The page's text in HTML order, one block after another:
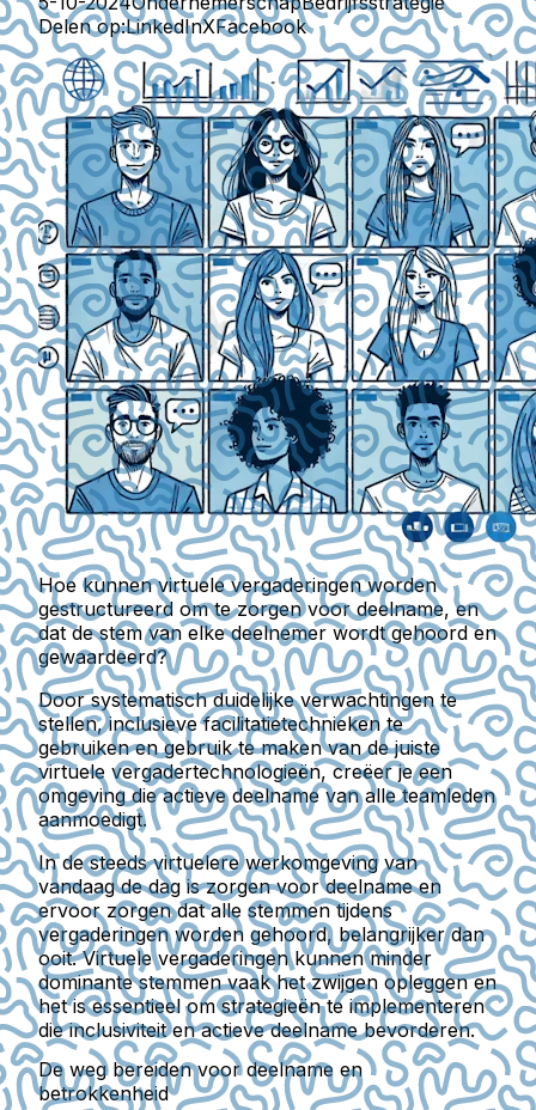
Delen op:LinkedInXFacebook
Hoe kunnen virtuele vergaderingen worden
gestructureerd om te zorgen voor deelname, en
dat de stem van elke deelnemer wordt gehoord en
gewaardeerd?
Door systematisch duidelijke verwachtingen te
stellen, inclusieve facilitatietechnieken te
gebruiken en gebruik te maken van de juiste
virtuele vergadertechnologieën, creëer je een
omgeving die actieve deelname van alle teamleden
aanmoedigt.
In de steeds virtuelere werkomgeving van
vandaag de dag is zorgen voor deelname en
ervoor zorgen dat alle stemmen tijdens
vergaderingen worden gehoord, belangrijker dan
ooit. Virtuele vergaderingen kunnen minder
dominante stemmen vaak het zwijgen opleggen en
het is essentieel om strategieën te implementeren
die inclusiviteit en actieve deelname bevorderen.
De weg bereiden voor deelname en
betrokkenheid